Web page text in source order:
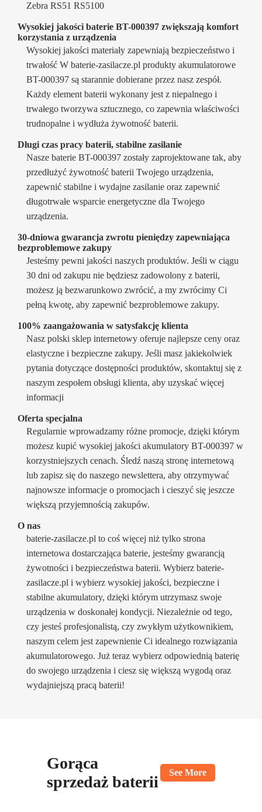
Zebra RS51 RS5100
Wysokiej jakości baterie BT-000397 zwiększają komfort
korzystania z urządzenia
Wysokiej jakości materiały zapewniają bezpieczeństwo i
trwałość W baterie-zasilacze.pl produkty akumulatorowe
BT-000397 są starannie dobierane przez nasz zespół.
Każdy element baterii wykonany jest z niepalnego i
trwałego tworzywa sztucznego, co zapewnia właściwości
trudnopalne i wydłuża żywotność baterii.
Długi czas pracy baterii, stabilne zasilanie
Nasze baterie BT-000397 zostały zaprojektowane tak, aby
przedłużyć żywotność baterii Twojego urządzenia,
zapewnić stabilne i wydajne zasilanie oraz zapewnić
długotrwałe wsparcie energetyczne dla Twojego
urządzenia.
30-dniowa gwarancja zwrotu pieniędzy zapewniająca
bezproblemowe zakupy
Jesteśmy pewni jakości naszych produktów. Jeśli w ciągu
30 dni od zakupu nie będziesz zadowolony z baterii,
możesz ją bezwarunkowo zwrócić, a my zwrócimy Ci
pełną kwotę, aby zapewnić bezproblemowe zakupy.
100% zaangażowania w satysfakcję klienta
Nasz polski sklep internetowy oferuje najlepsze ceny oraz
elastyczne i bezpieczne zakupy. Jeśli masz jakiekolwiek
pytania dotyczące dostępności produktów, skontaktuj się z
naszym zespołem obsługi klienta, aby uzyskać więcej
informacji
Oferta specjalna
Regularnie wprowadzamy różne promocje, dzięki którym
możesz kupić wysokiej jakości akumulatory BT-000397 w
korzystniejszych cenach. Śledź naszą stronę internetową
lub zapisz się do naszego newslettera, aby otrzymywać
najnowsze informacje o promocjach i cieszyć się jeszcze
większą przyjemnością zakupów.
O nas
baterie-zasilacze.pl to coś więcej niż tylko strona
internetowa dostarczająca baterie, jesteśmy gwarancją
żywotności i bezpieczeństwa baterii. Wybierz baterie-
zasilacze.pl i wybierz wysokiej jakości, bezpieczne i
stabilne akumulatory, dzięki którym utrzymasz swoje
urządzenia w doskonałej kondycji. Niezależnie od tego,
czy jesteś profesjonalistą, czy zwykłym użytkownikiem,
naszym celem jest zapewnienie Ci idealnego rozwiązania
akumulatorowego. Już teraz wybierz odpowiednią baterię
do swojego urządzenia i ciesz się większą wygodą oraz
wydajniejszą pracą baterii!
Gorąca
sprzedaż baterii
See More